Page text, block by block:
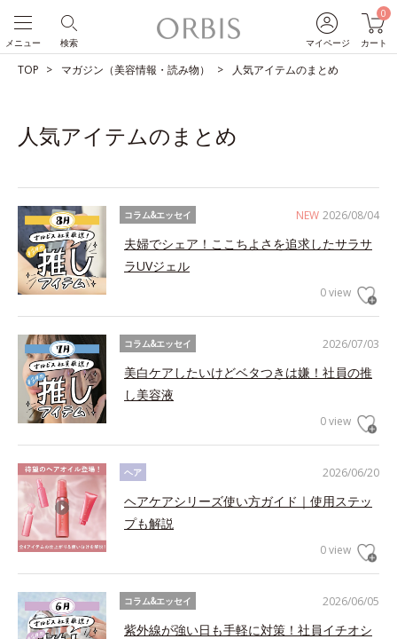
マイページ
0
カート
検索
メニュー
TOP マガジン（美容情報・読み物） 人気アイテムのまとめ
人気アイテムのまとめ
NEW 2026/08/04
コラム&エッセイ
夫婦でシェア！ここちよさを追求したサラサ
ラUVジェル
0 view
2026/07/03
コラム&エッセイ
美白ケアしたいけどベタつきは嫌！社員の推
し美容液
0 view
2026/06/20
ヘア
ヘアケアシリーズ使い方ガイド｜使用ステッ
プも解説
0 view
2026/06/05
コラム&エッセイ
紫外線が強い日も手軽に対策！社員イチオシ